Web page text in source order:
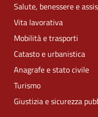
Salute, benessere e
Vita lavorativa
Mobilità e trasporti
Catasto e urbanistica
Anagrafe e stato civile
Turismo
Giustizia e sicurezza